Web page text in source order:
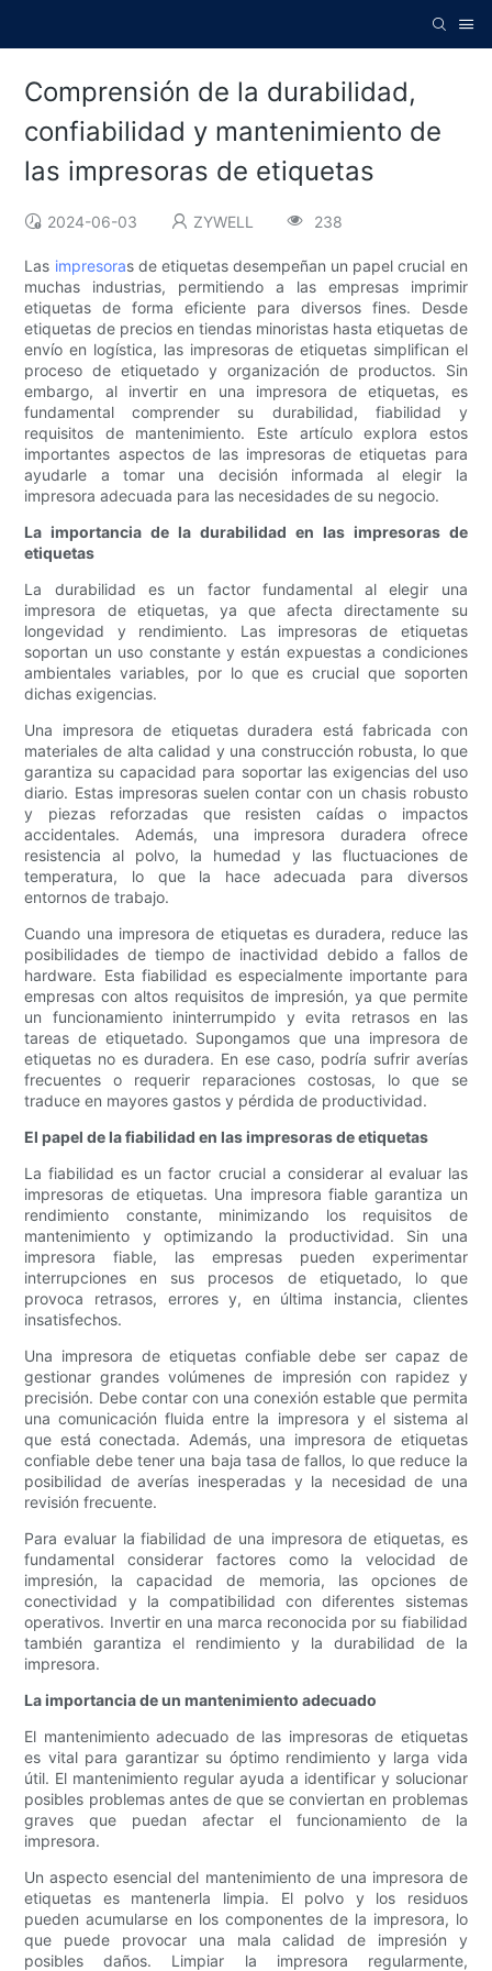
Comprensión de la durabilidad,
confiabilidad y mantenimiento de
las impresoras de etiquetas
2024-06-03 ZYWELL 238
Las impresoras de etiquetas desempeñan un papel crucial en
muchas industrias, permitiendo a las empresas imprimir
etiquetas de forma eficiente para diversos fines. Desde
etiquetas de precios en tiendas minoristas hasta etiquetas de
envío en logística, las impresoras de etiquetas simplifican el
proceso de etiquetado y organización de productos. Sin
embargo, al invertir en una impresora de etiquetas, es
fundamental comprender su durabilidad, fiabilidad y
requisitos de mantenimiento. Este artículo explora estos
importantes aspectos de las impresoras de etiquetas para
ayudarle a tomar una decisión informada al elegir la
impresora adecuada para las necesidades de su negocio.
La importancia de la durabilidad en las impresoras de
etiquetas
La durabilidad es un factor fundamental al elegir una
impresora de etiquetas, ya que afecta directamente su
longevidad y rendimiento. Las impresoras de etiquetas
soportan un uso constante y están expuestas a condiciones
ambientales variables, por lo que es crucial que soporten
dichas exigencias.
Una impresora de etiquetas duradera está fabricada con
materiales de alta calidad y una construcción robusta, lo que
garantiza su capacidad para soportar las exigencias del uso
diario. Estas impresoras suelen contar con un chasis robusto
y piezas reforzadas que resisten caídas o impactos
accidentales. Además, una impresora duradera ofrece
resistencia al polvo, la humedad y las fluctuaciones de
temperatura, lo que la hace adecuada para diversos
entornos de trabajo.
Cuando una impresora de etiquetas es duradera, reduce las
posibilidades de tiempo de inactividad debido a fallos de
hardware. Esta fiabilidad es especialmente importante para
empresas con altos requisitos de impresión, ya que permite
un funcionamiento ininterrumpido y evita retrasos en las
tareas de etiquetado. Supongamos que una impresora de
etiquetas no es duradera. En ese caso, podría sufrir averías
frecuentes o requerir reparaciones costosas, lo que se
traduce en mayores gastos y pérdida de productividad.
El papel de la fiabilidad en las impresoras de etiquetas
La fiabilidad es un factor crucial a considerar al evaluar las
impresoras de etiquetas. Una impresora fiable garantiza un
rendimiento constante, minimizando los requisitos de
mantenimiento y optimizando la productividad. Sin una
impresora fiable, las empresas pueden experimentar
interrupciones en sus procesos de etiquetado, lo que
provoca retrasos, errores y, en última instancia, clientes
insatisfechos.
Una impresora de etiquetas confiable debe ser capaz de
gestionar grandes volúmenes de impresión con rapidez y
precisión. Debe contar con una conexión estable que permita
una comunicación fluida entre la impresora y el sistema al
que está conectada. Además, una impresora de etiquetas
confiable debe tener una baja tasa de fallos, lo que reduce la
posibilidad de averías inesperadas y la necesidad de una
revisión frecuente.
Para evaluar la fiabilidad de una impresora de etiquetas, es
fundamental considerar factores como la velocidad de
impresión, la capacidad de memoria, las opciones de
conectividad y la compatibilidad con diferentes sistemas
operativos. Invertir en una marca reconocida por su fiabilidad
también garantiza el rendimiento y la durabilidad de la
impresora.
La importancia de un mantenimiento adecuado
El mantenimiento adecuado de las impresoras de etiquetas
es vital para garantizar su óptimo rendimiento y larga vida
útil. El mantenimiento regular ayuda a identificar y solucionar
posibles problemas antes de que se conviertan en problemas
graves que puedan afectar el funcionamiento de la
impresora.
Un aspecto esencial del mantenimiento de una impresora de
etiquetas es mantenerla limpia. El polvo y los residuos
pueden acumularse en los componentes de la impresora, lo
que puede provocar una mala calidad de impresión y
posibles daños. Limpiar la impresora regularmente,